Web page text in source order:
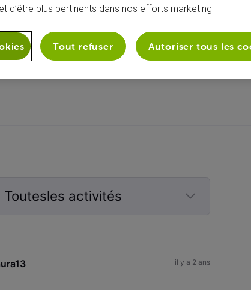
À propos de moi
Toutesles activités
il y a 2 ans
d’être plus pertinents dans nos efforts marketing.
Tout refuser Autoriser tous les